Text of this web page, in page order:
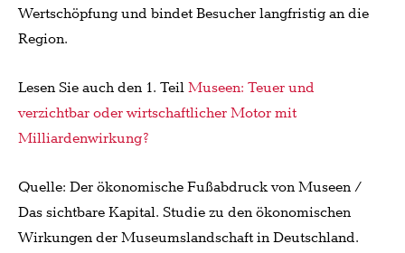
Wertschöpfung und bindet Besucher langfristig an die
Region.
Lesen Sie auch den 1. TeilMuseen: Teuer und
verzichtbar oder wirtschaftlicher Motor mit
Milliardenwirkung?
Quelle: Der ökonomische Fußabdruck von Museen /
Das sichtbare Kapital. Studie zu den ökonomischen
Wirkungen der Museumslandschaft in Deutschland.